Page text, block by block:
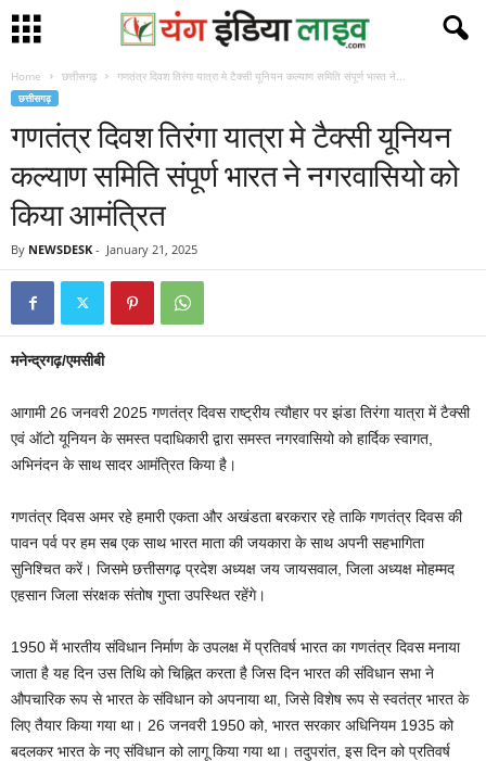
Home छत्तीसगढ़ गणतंत्र दिवश तिरंगा यात्रा मे टैक्सी यूनियन कल्याण समिति संपूर्ण भारत ने...
छत्तीसगढ़
गणतंत्र दिवश तिरंगा यात्रा मे टैक्सी यूनियन
कल्याण समिति संपूर्ण भारत ने नगरवासियो को
किया आमंत्रित
By NEWSDESK - January 21, 2025
मनेन्द्रगढ़/एमसीबी
आगामी 26 जनवरी 2025 गणतंत्र दिवस राष्ट्रीय त्यौहार पर झंडा तिरंगा यात्रा में टैक्सी
एवं ऑटो यूनियन के समस्त पदाधिकारी द्वारा समस्त नगरवासियो को हार्दिक स्वागत,
अभिनंदन के साथ सादर आमंत्रित किया है।
गणतंत्र दिवस अमर रहे हमारी एकता और अखंडता बरकरार रहे ताकि गणतंत्र दिवस की
पावन पर्व पर हम सब एक साथ भारत माता की जयकारा के साथ अपनी सहभागिता
सुनिश्चित करें। जिसमे छत्तीसगढ़ प्रदेश अध्यक्ष जय जायसवाल, जिला अध्यक्ष मोहम्मद
एहसान जिला संरक्षक संतोष गुप्ता उपस्थित रहेंगे।
1950 में भारतीय संविधान निर्माण के उपलक्ष में प्रतिवर्ष भारत का गणतंत्र दिवस मनाया
जाता है यह दिन उस तिथि को चिह्नित करता है जिस दिन भारत की संविधान सभा ने
औपचारिक रूप से भारत के संविधान को अपनाया था, जिसे विशेष रूप से स्वतंत्र भारत के
लिए तैयार किया गया था। 26 जनवरी 1950 को, भारत सरकार अधिनियम 1935 को
बदलकर भारत के नए संविधान को लागू किया गया था। तदुपरांत, इस दिन को प्रतिवर्ष